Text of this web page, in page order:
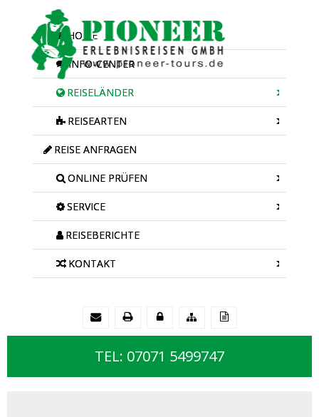
HOME
INFO-CENTER
REISELÄNDER
REISEARTEN
REISE ANFRAGEN
ONLINE PRÜFEN
SERVICE
REISEBERICHTE
KONTAKT
TEL: 07071 5499747